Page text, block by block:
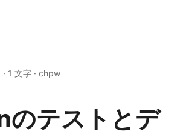
· 1 文字 · chpw
のテストとデ